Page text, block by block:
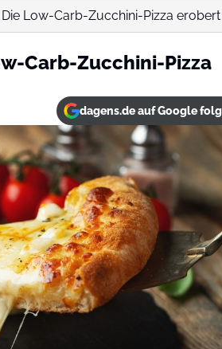
Low-Carb-Zucchini-Pizza erobert
Carb-Zucchini-Pizza
dagens.de auf Google